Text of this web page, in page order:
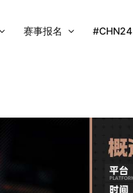
赛事报名 #CHN24